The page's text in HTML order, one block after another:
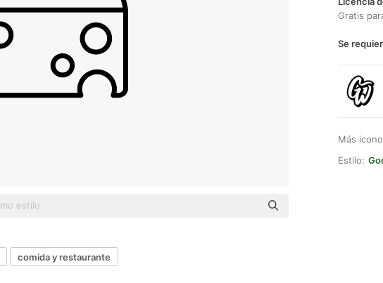
Gratis
Se
Más
Estilo:
comida y restaurante